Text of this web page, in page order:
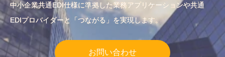
中小企業共通EDI仕様に準拠した業務アプリケーションや共通
EDIプロバイダーと「つながる」を実現します。
お問い合わせ